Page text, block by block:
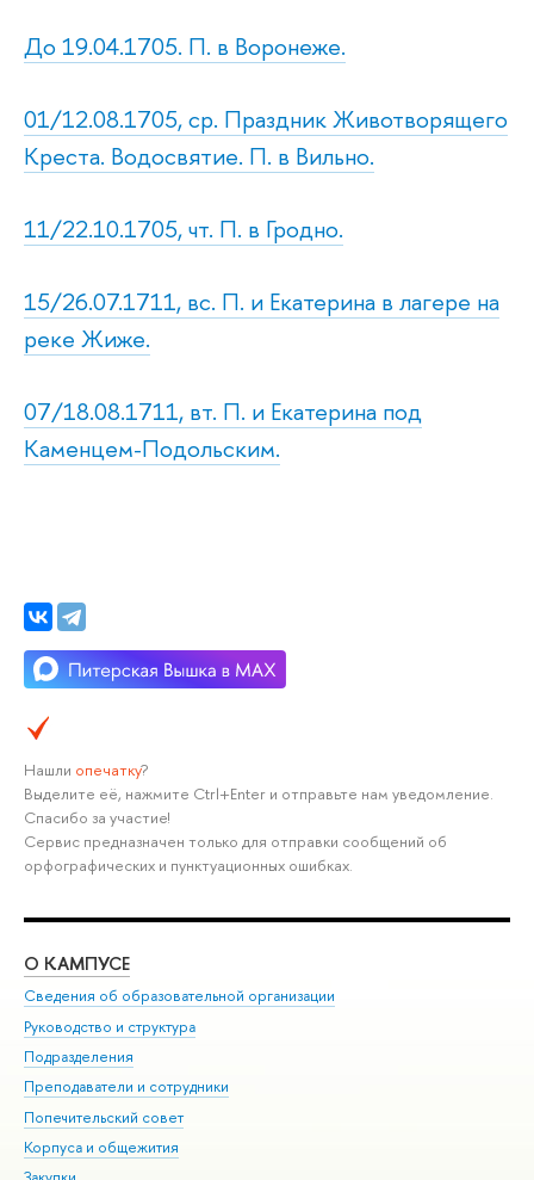
До 19.04.1705. П. в Воронеже.
01/12.08.1705, ср. Праздник Животворящего
Креста. Водосвятие. П. в Вильно.
11/22.10.1705, чт. П. в Гродно.
15/26.07.1711, вс. П. и Екатерина в лагере на
реке Жиже.
07/18.08.1711, вт. П. и Екатерина под
Каменцем-Подольским.
Нашли опечатку?
Выделите её, нажмите Ctrl+Enter и отправьте нам уведомление.
Спасибо за участие!
Сервис предназначен только для отправки сообщений об
орфографических и пунктуационных ошибках.
О КАМПУСЕ
Сведения об образовательной организации
Руководство и структура
Подразделения
Преподаватели и сотрудники
Попечительский совет
Корпуса и общежития